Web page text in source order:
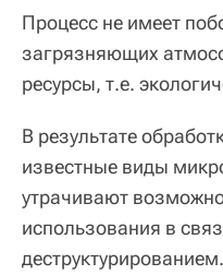
Процесс не имеет
загрязняющих
ресурсы, т.е.
В результате
известные виды
утрачивают
использования в
деструктурированием.